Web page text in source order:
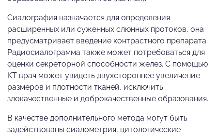
Сиалография назначается для определения
расширенных или суженных слюнных протоков, она
предусматривает введение контрастного препарата.
Радиосиалограмма также может потребоваться для
оценки секреторной способности желез. С помощью
КТ врач может увидеть двухстороннее увеличение
размеров и плотности тканей, исключить
злокачественные и доброкачественные образования.
В качестве дополнительного метода могут быть
задействованы сиалометрия, цитологические